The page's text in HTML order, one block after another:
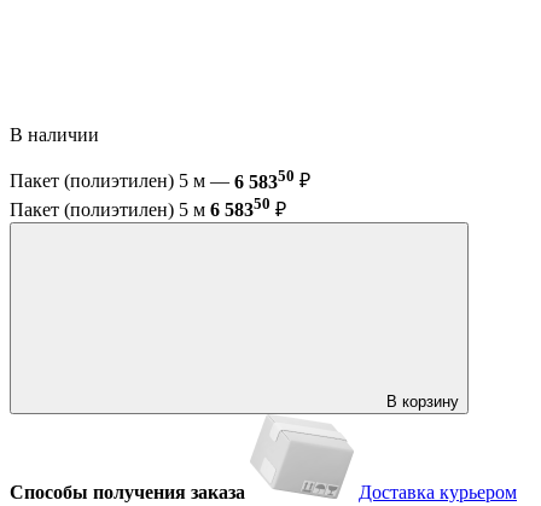
В наличии
Пакет (полиэтилен) 5 м — 6 58350 ₽
Пакет (полиэтилен) 5 м 6 58350 ₽
В корзину
Способы получения заказа Доставка курьером